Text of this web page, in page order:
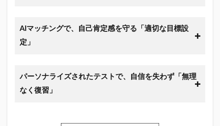
AIマッチングで、自己肯定感を守る「適切な目標設
定」
パーソナライズされたテストで、自信を失わず「無理
なく復習」